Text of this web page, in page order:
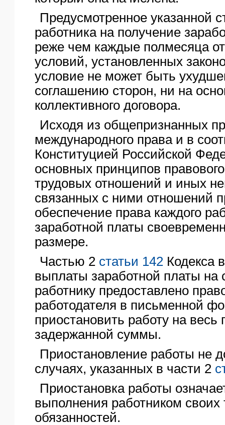
Предусмотренное указанной
работника на получение
реже чем каждые полмесяца
условий, установленных
условие не может быть
соглашению сторон, ни на
коллективного договора.
Исходя из общепризнанных
международного права и в
Конституцией Российской
основных принципов
трудовых отношений и иных
связанных с ними отношений
обеспечение права каждого
заработной платы
размере.
Частью 2 статьи 142 Кодекса
выплаты заработной платы на
работнику предоставлено
работодателя в письменной
приостановить работу на
задержанной суммы.
Приостановление работы не
случаях, указанных в части 2
Приостановка работы
выполнения работником своих
обязанностей.